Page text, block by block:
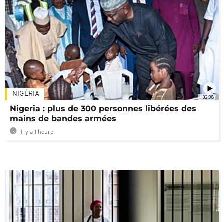
02:08
NIGÉRIA
Nigeria : plus de 300 personnes libérées des
mains de bandes armées
Il y a 1 heure